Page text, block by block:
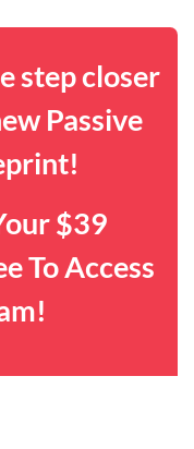
step closer
Passive
$39
To Access